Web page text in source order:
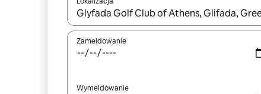
Gdy wyniki będą dostępne, możesz poruszać
Zameldowanie
Wymeldowanie